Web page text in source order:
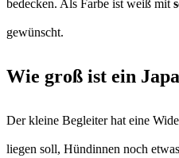
bedecken. Als Farbe ist weiß mit
gewünscht.
Wie groß ist ein
Der kleine Begleiter hat eine
liegen soll, Hündinnen noch